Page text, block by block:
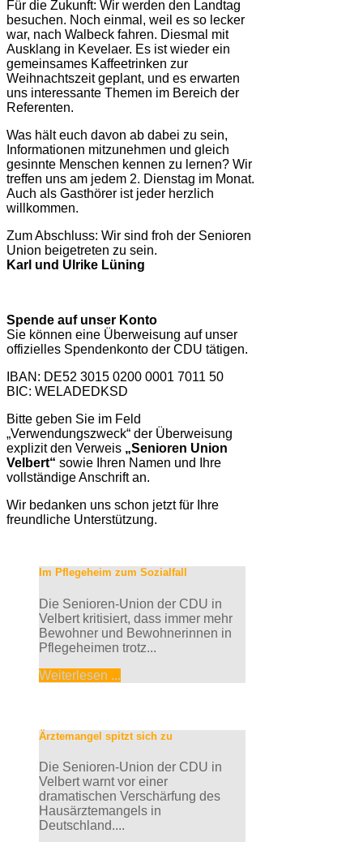
Für die Zukunft: Wir werden den Landtag
besuchen. Noch einmal, weil es so lecker
war, nach Walbeck fahren. Diesmal mit
Ausklang in Kevelaer. Es ist wieder ein
gemeinsames Kaffeetrinken zur
Weihnachtszeit geplant, und es erwarten
uns interessante Themen im Bereich der
Referenten.
Was hält euch davon ab dabei zu sein,
Informationen mitzunehmen und gleich
gesinnte Menschen kennen zu lernen? Wir
treffen uns am jedem 2. Dienstag im Monat.
Auch als Gasthörer ist jeder herzlich
willkommen.
Zum Abschluss: Wir sind froh der Senioren
Union beigetreten zu sein.
Karl und Ulrike Lüning
Spende auf unser Konto
Sie können eine Überweisung auf unser
offizielles Spendenkonto der CDU tätigen.
IBAN: DE52 3015 0200 0001 7011 50
BIC: WELADEDKSD
Bitte geben Sie im Feld
„Verwendungszweck“ der Überweisung
explizit den Verweis „Senioren Union
Velbert“ sowie Ihren Namen und Ihre
vollständige Anschrift an.
Wir bedanken uns schon jetzt für Ihre
freundliche Unterstützung.
Im Pflegeheim zum Sozialfall
Die Senioren-Union der CDU in
Velbert kritisiert, dass immer mehr
Bewohner und Bewohnerinnen in
Pflegeheimen trotz...
Weiterlesen ...
Ärztemangel spitzt sich zu
Die Senioren-Union der CDU in
Velbert warnt vor einer
dramatischen Verschärfung des
Hausärztemangels in
Deutschland....